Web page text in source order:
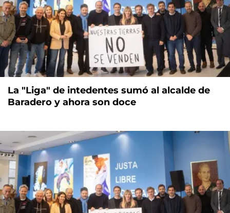
La "Liga" de intedentes sumó al alcalde de
Baradero y ahora son doce